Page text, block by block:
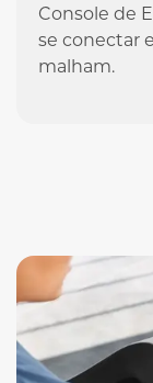
Console de
se conectar
malham.